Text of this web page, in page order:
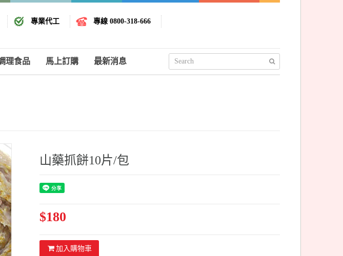
專業代工 專線 0800-318-666
理食品 馬上訂購 最新消息
山藥抓餅10片/包
$180
加入購物車